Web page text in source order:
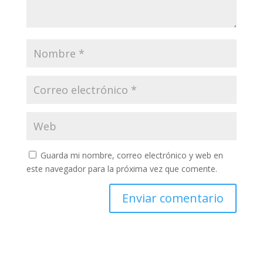
Guarda mi nombre, correo electrónico y web en
este navegador para la próxima vez que comente.